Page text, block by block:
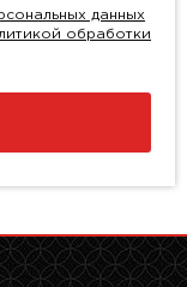
данных
обработки